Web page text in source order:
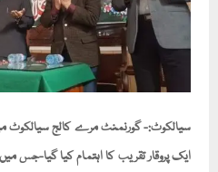
سیالکوٹ:- گورنمنٹ مرے کالج سیالکوٹ
ایک پروقار تقریب کا اہتمام کیا گیا-جس